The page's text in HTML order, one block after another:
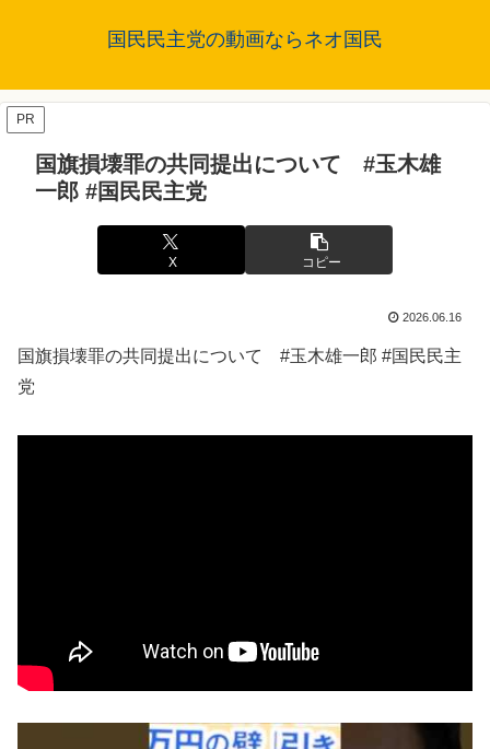
国民民主党の動画ならネオ国民
PR
国旗損壊罪の共同提出について #玉木雄
一郎 #国民民主党
X コピー
2026.06.16
国旗損壊罪の共同提出について #玉木雄一郎 #国民民主
党